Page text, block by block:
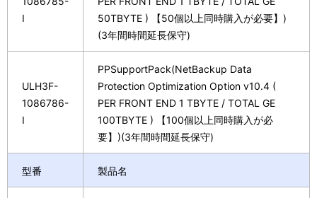
I
50TBYTE ) 【50個以上同時購入が必要】)
(3年間時間延長保守)
ULH3F-
1086786-
I
PPSupportPack(NetBackup Data
Protection Optimization Option v10.4 (
PER FRONT END 1 TBYTE / TOTAL GE
100TBYTE ) 【100個以上同時購入が必
要】)(3年間時間延長保守)
型番 製品名